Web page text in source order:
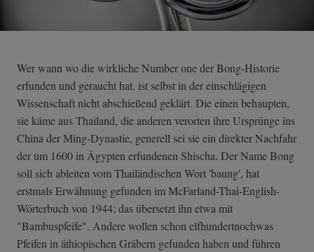
Wer wann wo die wirkliche Number one der Bong-Historie
erfunden und geraucht hat, ist selbst in der einschlägigen
Wissenschaft nicht abschießend geklärt. Die einen behaupten,
sie käme aus Thailand, die anderen verorten ihre Ursprünge ins
China der Ming-Dynastie, generell sei sie ein direkter Nachfahr
der um 1600 in Ägypten erfundenen Shischa. Der Name Bong
soll sich ableiten vom Thailändischen Wort 'baung', hat
erstmals Erwähnung gefunden im McFarland-Thai-­English-
Wörterb­uch von 1944; das übersetzt ihn etwa mit
"Bambuspfeife". Andere wollen schon elfhundertnochwas
Pfeifen in äthiopischen Gräbern gefunden haben und führen